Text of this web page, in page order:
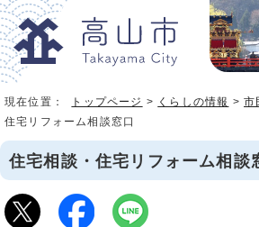
現在位置： トップページ > くらしの情報 >市
住宅リフォーム相談窓口
住宅相談・住宅リフォーム相談